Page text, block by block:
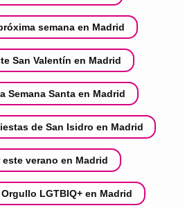
semana en Madrid
San Valentín en Madrid
Semana Santa en Madrid
de San Isidro en Madrid
este verano en Madrid
LGTBIQ+ en Madrid